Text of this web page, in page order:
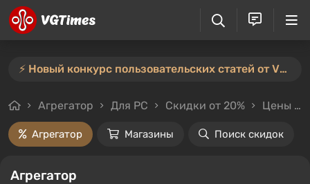
⚡️ Новый конкурс пользовательских статей от VGTimes — участвуйте тут ⚡️
Агрегатор Для PC Скидки от 20% Цены до 200₽
Агрегатор Магазины Поиск скидок
Агрегатор